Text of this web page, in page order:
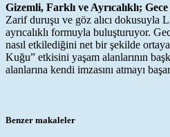
Gizemli, Farklı ve Ayrıcalıklı;
Zarif duruşu ve göz alıcı dokusuyla
ayrıcalıklı formuyla buluşturuyor.
nasıl etkilediğini net bir şekilde
Kuğu” etkisini yaşam alanlarının
alanlarına kendi imzasını atmayı
Benzer makaleler